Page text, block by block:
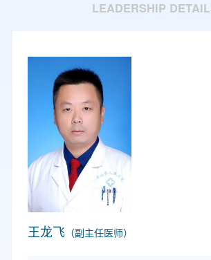
LEADERSHIP
王龙飞 （副主任医师）